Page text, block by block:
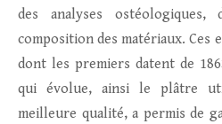
des analyses
composition des matériaux. Ces
dont les premiers datent de
qui évolue, ainsi le plâtre
meilleure qualité, a permis de